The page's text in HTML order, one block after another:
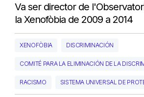
Va ser director de
la Xenofòbia de 2009 a 2014
XENOFÒBIA DISCRIMINACIÓN
COMITÉ PARA LA ELIMINACIÓN DE LA
RACISMO SISTEMA UNIVERSAL DE